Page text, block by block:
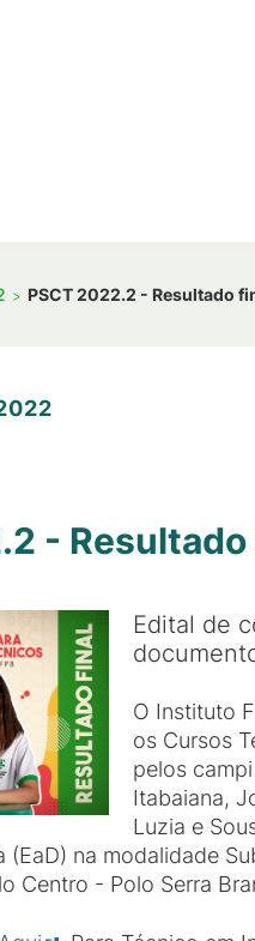
PSCT 2022.2 - Resultado
-
Edital de
O Instituto
os Cursos
pelos
Itabaiana,
Luzia e
(EaD) na modalidade
Centro - Polo Serra